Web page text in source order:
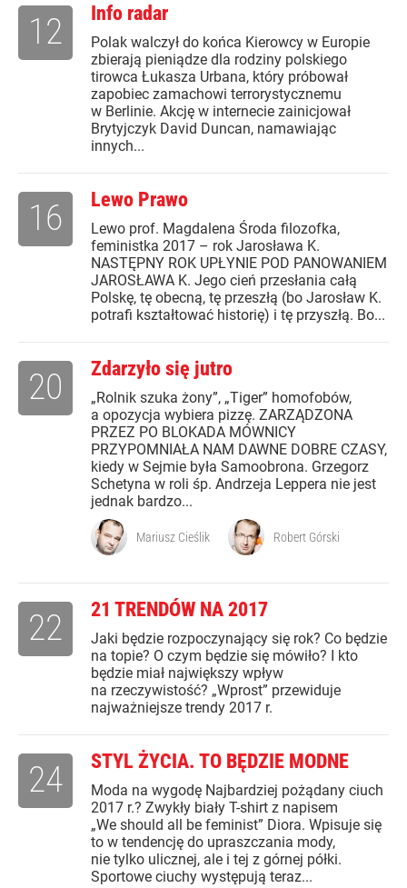
Info radar
Polak walczył do końca Kierowcy w Europie
zbierają pieniądze dla rodziny polskiego
tirowca Łukasza Urbana, który próbował
zapobiec zamachowi terrorystycznemu
w Berlinie. Akcję w internecie zainicjował
Brytyjczyk David Duncan, namawiając
innych...
12
Lewo Prawo
Lewo prof. Magdalena Środa filozofka,
feministka 2017 – rok Jarosława K.
NASTĘPNY ROK UPŁYNIE POD PANOWANIEM
JAROSŁAWA K. Jego cień przesłania całą
Polskę, tę obecną, tę przeszłą (bo Jarosław K.
potrafi kształtować historię) i tę przyszłą. Bo...
16
Zdarzyło się jutro
„Rolnik szuka żony”, „Tiger” homofobów,
a opozycja wybiera pizzę. ZARZĄDZONA
PRZEZ PO BLOKADA MÓWNICY
PRZYPOMNIAŁA NAM DAWNE DOBRE CZASY,
kiedy w Sejmie była Samoobrona. Grzegorz
Schetyna w roli śp. Andrzeja Leppera nie jest
jednak bardzo...
20
Mariusz Cieślik Robert Górski
21 TRENDÓW NA 2017
Jaki będzie rozpoczynający się rok? Co będzie
na topie? O czym będzie się mówiło? I kto
będzie miał największy wpływ
na rzeczywistość? „Wprost” przewiduje
najważniejsze trendy 2017 r.
22
STYL ŻYCIA. TO BĘDZIE MODNE
Moda na wygodę Najbardziej pożądany ciuch
2017 r.? Zwykły biały T-shirt z napisem
„We should all be feminist” Diora. Wpisuje się
to w tendencję do upraszczania mody,
nie tylko ulicznej, ale i tej z górnej półki.
Sportowe ciuchy występują teraz...
24